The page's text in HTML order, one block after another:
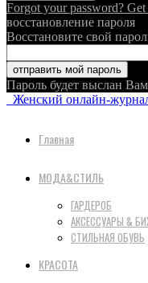
Forgot your password?
восстановление пароля
Восстановите свой
Пароль будет выслан
Женский онлайн-
Главная
МОДА&СТИЛЬ
ГАРДЕРОБ
АКСЕССУАРЫ &
СТИЛЬНАЯ ОБУВЬ
КРАСОТА